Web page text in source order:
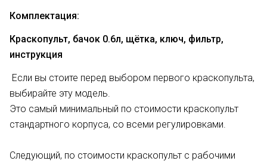
Комплектация:
Краскопульт, бачок 0.6л, щётка, ключ, фильтр,
инструкция
Если вы стоите перед выбором первого краскопульта,
выбирайте эту модель.
Это самый минимальный по стоимости краскопульт
стандартного корпуса, со всеми регулировками.
Следующий, по стоимости краскопульт с рабочими